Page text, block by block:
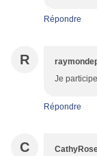
Répondre
R
Je
Répondre
C